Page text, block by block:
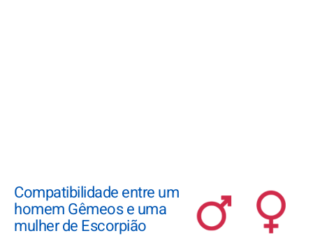
Compatibilidade entre um
homem Gêmeos e uma
mulher de Escorpião